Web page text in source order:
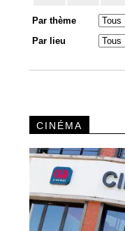
Par thème
Par lieu
CINÉMA